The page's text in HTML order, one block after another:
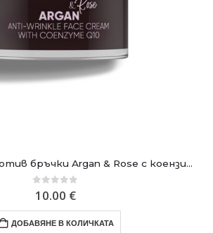
Крем за лице против бръчки Argan & Rose с коензим Q10 50 ml
0out of 5
10.00 €
ДОБАВЯНЕ В КОЛИЧКАТА